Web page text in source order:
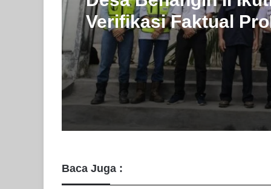
Desa Benangin II Ikuti
Verifikasi Faktual
Didukung PT BEK &
PAMA
PT SMM Buka
Industri
Mahasiswa Muara
Baca Juga :